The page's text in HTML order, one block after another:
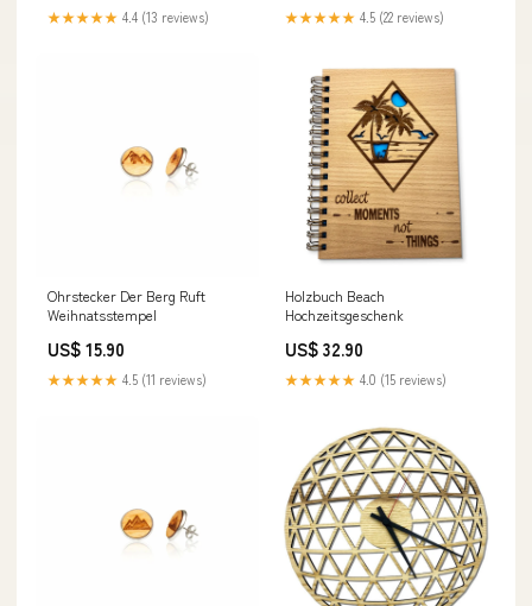
★★★★★ 4.4 (13 reviews) ★★★★★ 4.5 (22 reviews)
Ohrstecker Der Berg Ruft
Weihnatsstempel
US$ 15.90
★★★★★ 4.5 (11 reviews)
Holzbuch Beach
Hochzeitsgeschenk
US$ 32.90
★★★★★ 4.0 (15 reviews)